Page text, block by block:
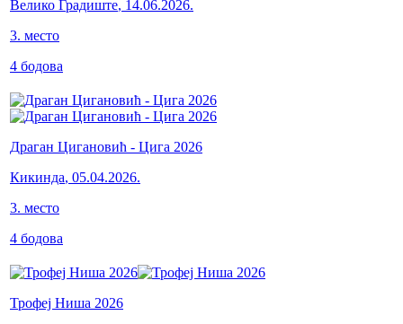
Велико Градиште, 14.06.2026.
3. место
4 бодова
Драган Цигановић - Цига 2026
Кикинда, 05.04.2026.
3. место
4 бодова
Трофеј Ниша 2026